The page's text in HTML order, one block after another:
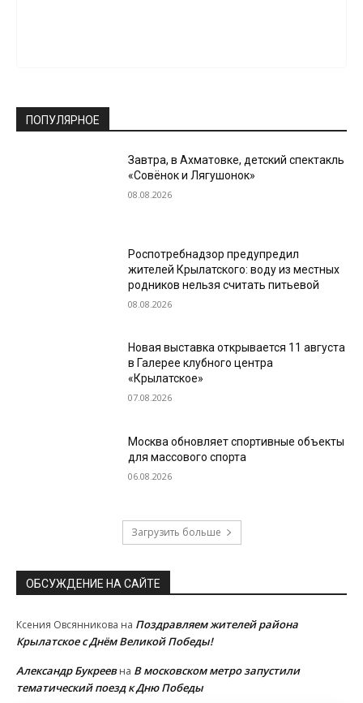
ПОПУЛЯРНОЕ
Завтра, в Ахматовке, детский спектакль
«Совёнок и Лягушонок»
08.08.2026
Роспотребнадзор предупредил
жителей Крылатского: воду из местных
родников нельзя считать питьевой
08.08.2026
Новая выставка открывается 11 августа
в Галерее клубного центра
«Крылатское»
07.08.2026
Москва обновляет спортивные объекты
для массового спорта
06.08.2026
Загрузить больше
ОБСУЖДЕНИЕ НА САЙТЕ
Ксения Овсянникова на Поздравляем жителей района
Крылатское с Днём Великой Победы!
Александр Букреевна В московском метро запустили
тематический поезд к Дню Победы